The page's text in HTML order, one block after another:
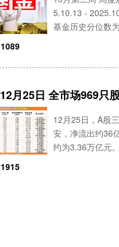
5.10.13 -
基金历史分位数
1089
月25日 全市场969只
12月25日，A股
安，净流出约36
约为3.36万亿元
1915